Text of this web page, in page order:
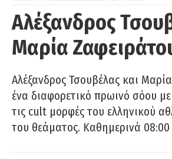
Αλέξανδρος
Μαρία
Αλέξανδρος Τσουβέλας και
ένα διαφορετικό πρωινό σόου
τις cult μορφές του ελληνικού
του θεάματος. Καθημερινά 08:00